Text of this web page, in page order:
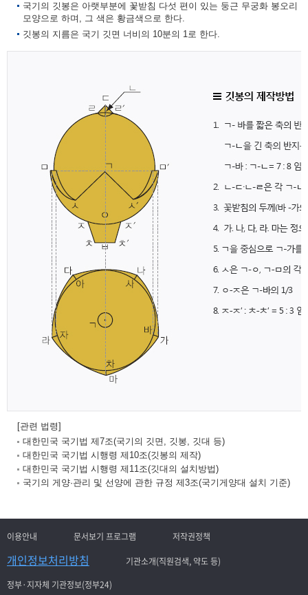
국기의 깃봉은 아랫부분에 꽃받침 다섯 편이 있는 둥근 무궁화 봉오리
모양으로 하며, 그 색은 황금색으로 한다.
깃봉의 지름은 국기 깃면 너비의 10분의 1로 한다.
[관련 법령]
대한민국 국기법 제7조(국기의 깃면, 깃봉, 깃대 등)
대한민국 국기법 시행령 제10조(깃봉의 제작)
대한민국 국기법 시행령 제11조(깃대의 설치방법)
국기의 게양·관리 및 선양에 관한 규정 제3조(국기게양대 설치 기준)
이용안내 문서보기 프로그램 저작권정책
개인정보처리방침
기관소개(직원검색, 약도 등)
정부·지자체 기관정보(정부24)